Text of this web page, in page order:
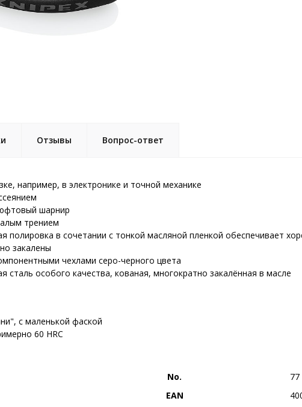
Отзывы Вопрос-ответ
например, в электронике и точной механике
шарнир
трением
полировка в сочетании с тонкой масляной пленкой обеспечивает
закалены
чехлами серо-черного цвета
сталь особого качества, кованая, многократно закалённая в масле
с маленькой фаской
60 HRC
No.
77
EAN